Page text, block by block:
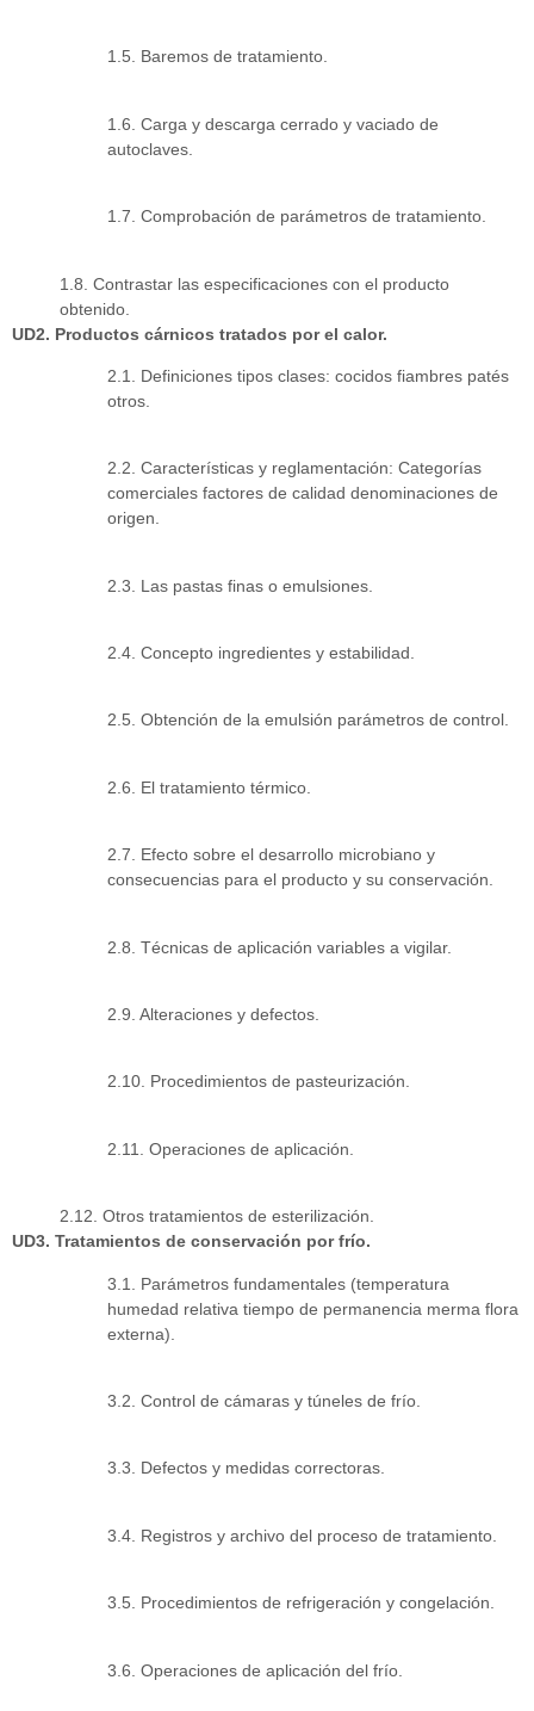
1.5. Baremos de tratamiento.
1.6. Carga y descarga cerrado y vaciado de
autoclaves.
1.7. Comprobación de parámetros de tratamiento.
1.8. Contrastar las especificaciones con el producto
obtenido.
UD2. Productos cárnicos tratados por el calor.
2.1. Definiciones tipos clases: cocidos fiambres patés
otros.
2.2. Características y reglamentación: Categorías
comerciales factores de calidad denominaciones de
origen.
2.3. Las pastas finas o emulsiones.
2.4. Concepto ingredientes y estabilidad.
2.5. Obtención de la emulsión parámetros de control.
2.6. El tratamiento térmico.
2.7. Efecto sobre el desarrollo microbiano y
consecuencias para el producto y su conservación.
2.8. Técnicas de aplicación variables a vigilar.
2.9. Alteraciones y defectos.
2.10. Procedimientos de pasteurización.
2.11. Operaciones de aplicación.
2.12. Otros tratamientos de esterilización.
UD3. Tratamientos de conservación por frío.
3.1. Parámetros fundamentales (temperatura
humedad relativa tiempo de permanencia merma flora
externa).
3.2. Control de cámaras y túneles de frío.
3.3. Defectos y medidas correctoras.
3.4. Registros y archivo del proceso de tratamiento.
3.5. Procedimientos de refrigeración y congelación.
3.6. Operaciones de aplicación del frío.